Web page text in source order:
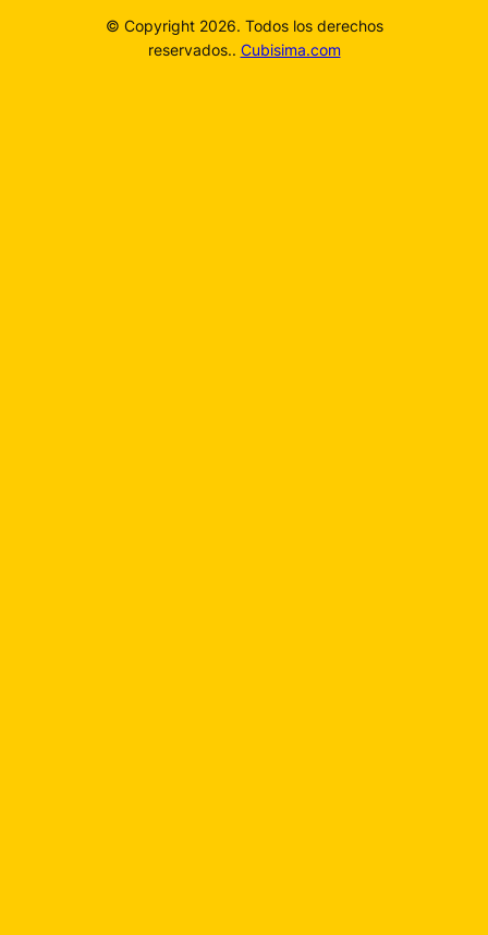
© Copyright 2026. Todos los derechos
reservados.. Cubisima.com